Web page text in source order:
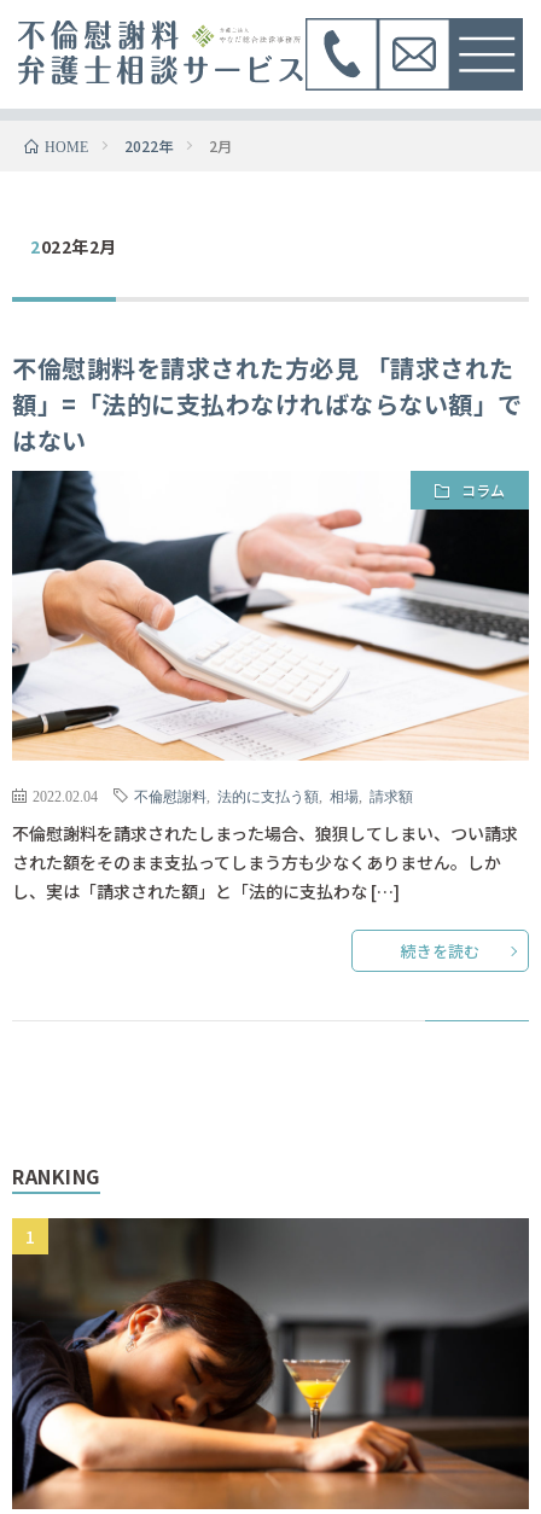
HOME 2022年 2月
2022年2月
不倫慰謝料を請求された方必見 「請求された
額」=「法的に支払わなければならない額」で
はない
コラム
2022.02.04 不倫慰謝料 法的に支払う額 相場 請求額
不倫慰謝料を請求されたしまった場合、狼狽してしまい、つい請求
された額をそのまま支払ってしまう方も少なくありません。しか
し、実は「請求された額」と「法的に支払わな […]
続きを読む
RANKING